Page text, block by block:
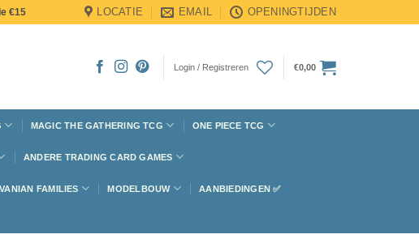
€15 LOCATIE EMAIL OPENINGTIJDEN
Login / Registreren €0,00
MAGIC THE GATHERING TCG ONE PIECE TCG
ANDERE TRADING CARD GAMES
FAMILIES MODELBOUW AANBIEDINGEN ✅